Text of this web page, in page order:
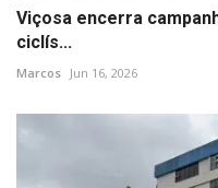
Viçosa encerra
ciclís...
Marcos Jun 16, 2026